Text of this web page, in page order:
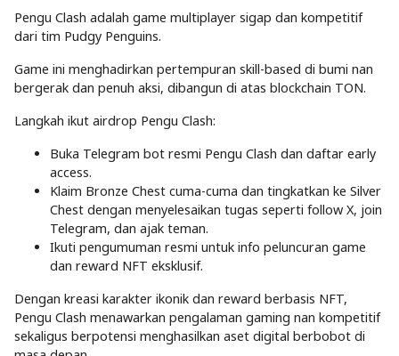
Pengu Clash adalah game multiplayer sigap dan kompetitif
dari tim Pudgy Penguins.
Game ini menghadirkan pertempuran skill-based di bumi nan
bergerak dan penuh aksi, dibangun di atas blockchain TON.
Langkah ikut airdrop Pengu Clash:
Buka Telegram bot resmi Pengu Clash dan daftar early
access.
Klaim Bronze Chest cuma-cuma dan tingkatkan ke Silver
Chest dengan menyelesaikan tugas seperti follow X, join
Telegram, dan ajak teman.
Ikuti pengumuman resmi untuk info peluncuran game
dan reward NFT eksklusif.
Dengan kreasi karakter ikonik dan reward berbasis NFT,
Pengu Clash menawarkan pengalaman gaming nan kompetitif
sekaligus berpotensi menghasilkan aset digital berbobot di